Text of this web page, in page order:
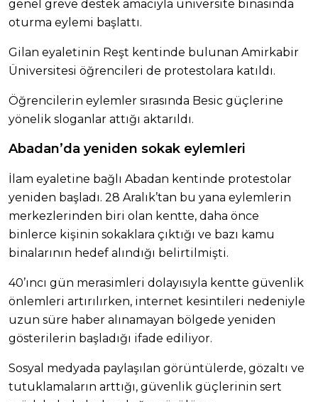
genel greve destek amacıyla üniversite binasında
oturma eylemi başlattı.
Gilan eyaletinin Reşt kentinde bulunan Amirkabir
Üniversitesi öğrencileri de protestolara katıldı.
Öğrencilerin eylemler sırasında Besic güçlerine
yönelik sloganlar attığı aktarıldı.
Abadan’da yeniden sokak eylemleri
İlam eyaletine bağlı Abadan kentinde protestolar
yeniden başladı. 28 Aralık’tan bu yana eylemlerin
merkezlerinden biri olan kentte, daha önce
binlerce kişinin sokaklara çıktığı ve bazı kamu
binalarının hedef alındığı belirtilmişti.
40’ıncı gün merasimleri dolayısıyla kentte güvenlik
önlemleri artırılırken, internet kesintileri nedeniyle
uzun süre haber alınamayan bölgede yeniden
gösterilerin başladığı ifade ediliyor.
Sosyal medyada paylaşılan görüntülerde, gözaltı ve
tutuklamaların arttığı, güvenlik güçlerinin sert